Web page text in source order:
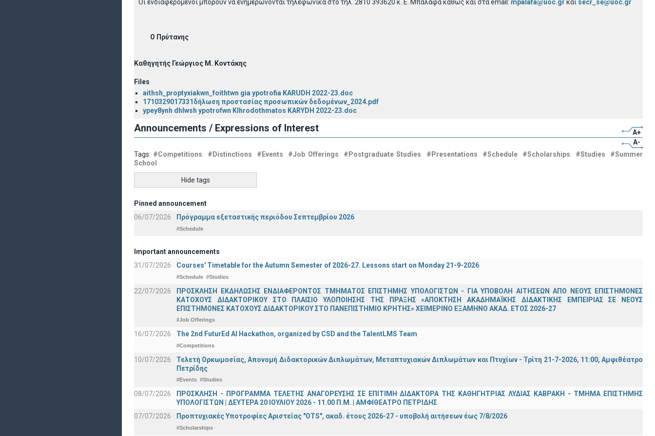
Οι ενδιαφερόμενοι μπορούν να ενημερώνονται τηλεφωνικά στο τηλ. 2810 393620 κ. Ε. Μπαλάφα καθώς και στα email: mpalafa@uoc.gr και secr_se@uoc.gr
Ο Πρύτανης
Καθηγητής Γεώργιος Μ. Κοντάκης
Files
aithsh_proptyxiakwn_foithtwn gia ypotrofia KARUDH 2022-23.doc
1710329017331δήλωση προστασίας προσωπικών δεδομένων_2024.pdf
ypey8ynh dhlwsh ypotrofwn Klhrodothmatos KARYDH 2022-23.doc
Announcements / Expressions of Interest
A+
A-
Tags: #Competitions #Distinctions #Events #Job Offerings #Postgraduate Studies #Presentations #Schedule #Scholarships #Studies
#Summer
School
Hide tags
Pinned announcement
06/07/2026
Πρόγραμμα εξεταστικής περιόδου Σεπτεμβρίου 2026
#Schedule
Important announcements
31/07/2026
Courses' Timetable for the Autumn Semester of 2026-27. Lessons start on Monday 21-9-2026
#Schedule #Studies
22/07/2026
ΠΡΟΣΚΛΗΣΗ ΕΚΔΗΛΩΣΗΣ ΕΝΔΙΑΦΕΡΟΝΤΟΣ ΤΜΗΜΑΤΟΣ ΕΠΙΣΤΗΜΗΣ ΥΠΟΛΟΓΙΣΤΩΝ - ΓΙΑ ΥΠΟΒΟΛΗ ΑΙΤΗΣΕΩΝ ΑΠΟ ΝΕΟΥΣ ΕΠΙΣΤΗΜΟΝΕΣ
ΚΑΤΟΧΟΥΣ ΔΙΔΑΚΤΟΡΙΚΟΥ ΣΤΟ ΠΛΑΙΣΙΟ ΥΛΟΠΟΙΗΣΗΣ ΤΗΣ ΠΡΑΞΗΣ «ΑΠΟΚΤΗΣΗ ΑΚΑΔΗΜΑΪΚΗΣ ΔΙΔΑΚΤΙΚΗΣ ΕΜΠΕΙΡΙΑΣ ΣΕ ΝΕΟΥΣ
ΕΠΙΣΤΗΜΟΝΕΣ ΚΑΤΟΧΟΥΣ ΔΙΔΑΚΤΟΡΙΚΟΥ ΣΤΟ ΠΑΝΕΠΙΣΤΗΜΙΟ ΚΡΗΤΗΣ» ΧΕΙΜΕΡΙΝΟ ΕΞΑΜΗΝΟ ΑΚΑΔ. ΕΤΟΣ 2026-27
#Job Offerings
16/07/2026 The 2nd FuturEd AI Hackathon, organized by CSD and the TalentLMS Team
#Competitions
10/07/2026
Τελετή Ορκωμοσίας, Απονομή Διδακτορικών Διπλωμάτων, Μεταπτυχιακών Διπλωμάτων και Πτυχίων - Τρίτη 21-7-2026, 11:00, Αμφιθέατρο
Πετρίδης
#Events #Studies
08/07/2026
ΠΡΟΣΚΛΗΣΗ - ΠΡΟΓΡΑΜΜΑ ΤΕΛΕΤΗΣ ΑΝΑΓΟΡΕΥΣΗΣ ΣΕ ΕΠΙΤΙΜΗ ΔΙΔΑΚΤΟΡΑ ΤΗΣ ΚΑΘΗΓΗΤΡΙΑΣ ΛΥΔΙΑΣ ΚΑΒΡΑΚΗ - ΤΜΗΜΑ ΕΠΙΣΤΗΜΗΣ
ΥΠΟΛΟΓΙΣΤΩΝ | ΔΕΥΤΕΡΑ 20 ΙΟΥΛΙΟΥ 2026 - 11.00 Π.Μ. | ΑΜΦΙΘΕΑΤΡΟ ΠΕΤΡΙΔΗΣ
07/07/2026
Προπτυχιακές Υποτροφίες Αριστείας "OTS", ακαδ. έτους 2026-27 - υποβολή αιτήσεων έως 7/8/2026
#Scholarships